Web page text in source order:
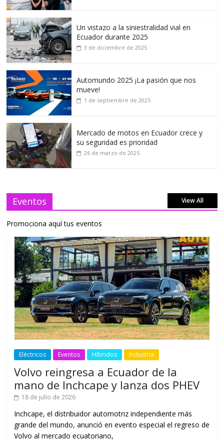
Un vistazo a la siniestralidad vial en
Ecuador durante 2025
3 de diciembre de 2025
Automundo 2025 ¡La pasión que nos
mueve!
1 de septiembre de 2025
Mercado de motos en Ecuador crece y
su seguridad es prioridad
26 de marzo de 2025
Eventos View All
Promociona aquí tus eventos
Eléctricos Eventos Híbridos Industria
Volvo reingresa a Ecuador de la
mano de Inchcape y lanza dos PHEV
18 de julio de 2026
Inchcape, el distribuidor automotriz independiente más
grande del mundo, anunció en evento especial el regreso de
Volvo al mercado ecuatoriano,